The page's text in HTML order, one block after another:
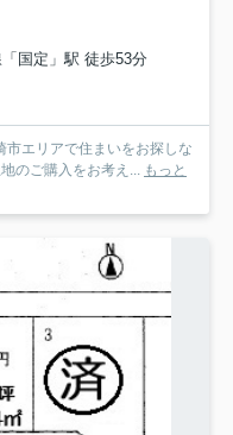
国定」駅 徒歩53分
エリアで住まいをお探しな
のご購入をお考え...
もっと